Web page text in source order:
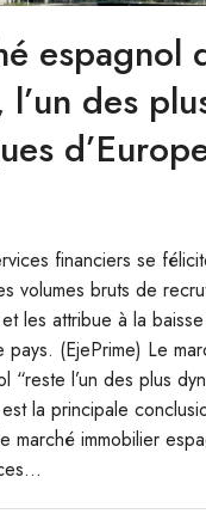
espagnol
des
financiers se
volumes bruts de
et les attribue à la
pays. (EjePrime) Le
“reste l’un des plus
est la principale
marché immobilier